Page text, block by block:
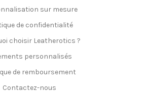
sur mesure
de confidentialité
choisir Leatherotics ?
personnalisés
de remboursement
Contactez-nous